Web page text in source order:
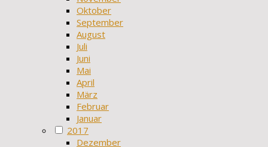
Oktober
September
August
Juli
Juni
Mai
April
März
Februar
Januar
2017
Dezember